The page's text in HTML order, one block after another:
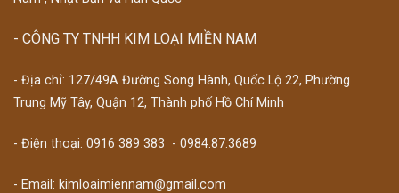
- CÔNG TY TNHH KIM LOẠI MIỀN NAM
- Địa chỉ: 127/49A Đường Song Hành, Quốc Lộ 22, Phường
Trung Mỹ Tây, Quận 12, Thành phố Hồ Chí Minh
- Điện thoại: 0916 389 383 - 0984.87.3689
- Email: kimloaimiennam@gmail.com